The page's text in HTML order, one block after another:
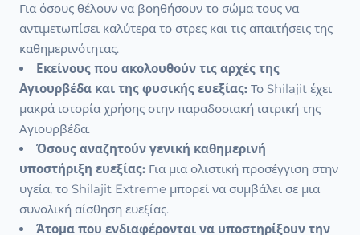
Για όσους θέλουν να βοηθήσουν το σώμα τους να
αντιμετωπίσει καλύτερα το στρες και τις απαιτήσεις της
καθημερινότητας.
Εκείνους που ακολουθούν τις αρχές της
Αγιουρβέδα και της φυσικής ευεξίας: Το Shilajit έχει
μακρά ιστορία χρήσης στην παραδοσιακή ιατρική της
Αγιουρβέδα.
Όσους αναζητούν γενική καθημερινή
υποστήριξη ευεξίας: Για μια ολιστική προσέγγιση στην
υγεία, το Shilajit Extreme μπορεί να συμβάλει σε μια
συνολική αίσθηση ευεξίας.
Άτομα που ενδιαφέρονται να υποστηρίξουν την